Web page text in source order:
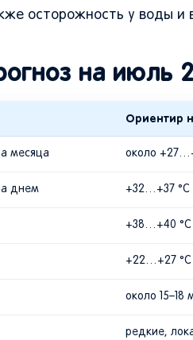
осторожность у воды и
на июль
Ориентир
месяца около
днем +32…+37 °C
+38…+40 °C
+22…+27 °C
около 15–18
редкие,